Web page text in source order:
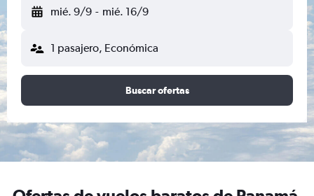
mié. 9/9 - mié. 16/9
1 pasajero, Económica
Buscar ofertas